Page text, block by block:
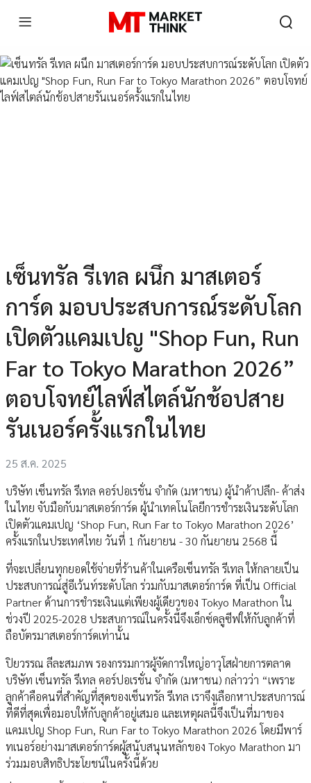
เซ็นทรัล รีเทล ผนึก มาสเตอร์
การ์ด มอบประสบการณ์ระดับโลก
เปิดตัวแคมเปญ "Shop Fun, Run
Far to Tokyo Marathon 2026”
ตอบโจทย์ไลฟ์สไตล์นักช้อปสาย
รันเนอร์ครั้งแรกในไทย
25 ส.ค. 2025
บริษัท เซ็นทรัล รีเทล คอร์ปอเรชั่น จำกัด (มหาชน) ผู้นำค้าปลีก- ค้าส่ง
ในไทย จับมือกับมาสเตอร์การ์ด ผู้นำเทคโนโลยีการชำระเงินระดับโลก
เปิดตัวแคมเปญ ‘Shop Fun, Run Far to Tokyo Marathon 2026’
ครั้งแรกในประเทศไทย วันที่ 1 กันยายน - 30 กันยายน 2568 นี้
ที่จะเปลี่ยนทุกยอดใช้จ่ายที่ร้านค้าในเครือเซ็นทรัล รีเทล ให้กลายเป็น
ประสบการณ์สู่อีเว้นท์ระดับโลก ร่วมกับมาสเตอร์การ์ด ที่เป็น Official
Partner ด้านการชำระเงินแต่เพียงผู้เดียวของ Tokyo Marathon ใน
ช่วงปี 2025-2028 ประสบการณ์ในครั้งนี้จึงเอ็กซ์คลูซีฟให้กับลูกค้าที่
ถือบัตรมาสเตอร์การ์ดเท่านั้น
ปิยวรรณ ลีละสมภพ รองกรรมการผู้จัดการใหญ่อาวุโสฝ่ายการตลาด
บริษัท เซ็นทรัล รีเทล คอร์ปอเรชั่น จำกัด (มหาชน) กล่าวว่า “เพราะ
ลูกค้าคือคนที่สำคัญที่สุดของเซ็นทรัล รีเทล เราจึงเลือกหาประสบการณ์
ที่ดีที่สุดเพื่อมอบให้กับลูกค้าอยู่เสมอ และเหตุผลนี้จึงเป็นที่มาของ
แคมเปญ Shop Fun, Run Far to Tokyo Marathon 2026 โดยมีพาร์
ทเนอร์อย่างมาสเตอร์การ์ดผู้สนับสนุนหลักของ Tokyo Marathon มา
ร่วมมอบสิทธิประโยชน์ในครั้งนี้ด้วย